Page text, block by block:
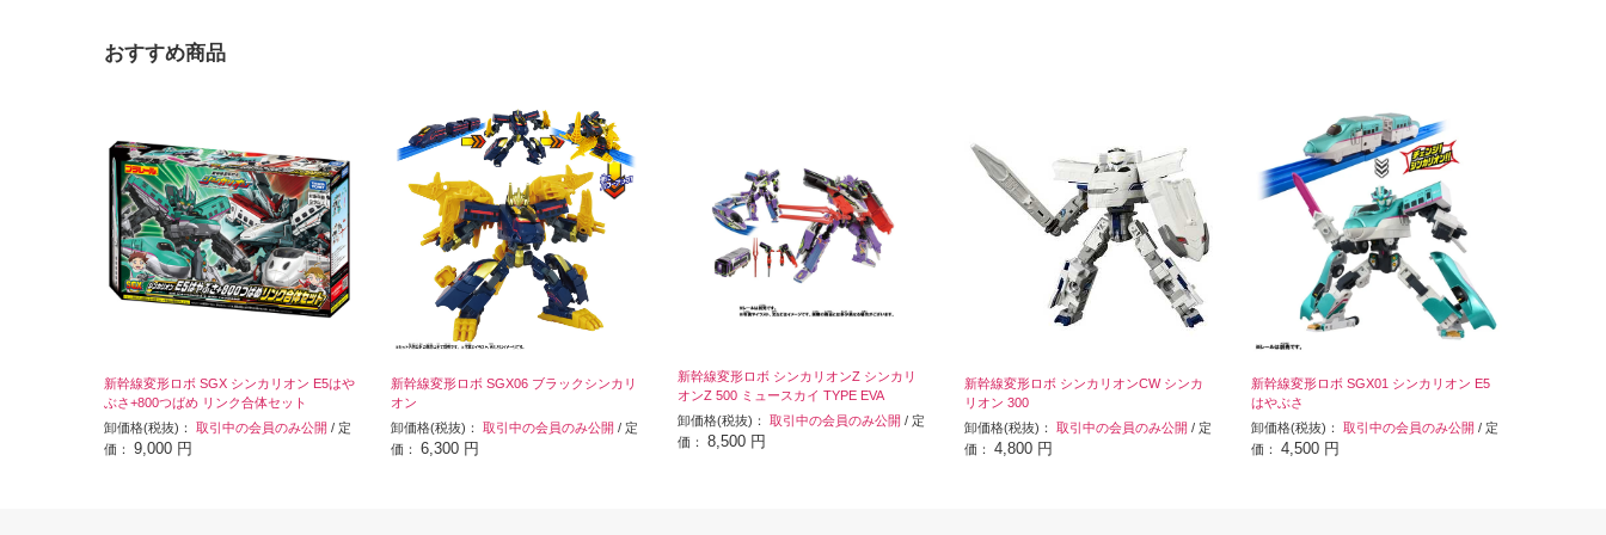
おすすめ商品
新幹線変形ロボ SGX シンカリオン E5はや
ぶさ+800つばめ リンク合体セット
卸価格(税抜)： 取引中の会員のみ公開 / 定
価： 9,000 円
新幹線変形ロボ SGX06 ブラックシンカリ
オン
卸価格(税抜)： 取引中の会員のみ公開 / 定
価： 6,300 円
新幹線変形ロボ シンカリオンZ シンカリ
オンZ 500 ミュースカイ TYPE EVA
卸価格(税抜)： 取引中の会員のみ公開 / 定
価： 8,500 円
新幹線変形ロボ シンカリオンCW シンカ
リオン 300
卸価格(税抜)： 取引中の会員のみ公開 / 定
価： 4,800 円
新幹線変形ロボ SGX01 シンカリオン E5
はやぶさ
卸価格(税抜)： 取引中の会員のみ公開 / 定
価： 4,500 円